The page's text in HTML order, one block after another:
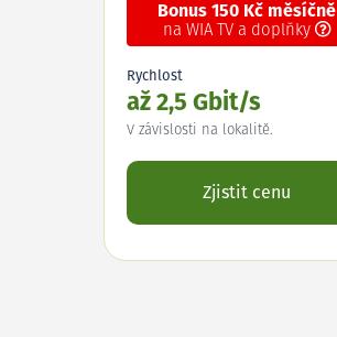
Bonus 150 Kč měsíčně
na WIA TV a doplňky
Rychlost
až 2,5 Gbit/s
V závislosti na lokalitě.
Zjistit cenu